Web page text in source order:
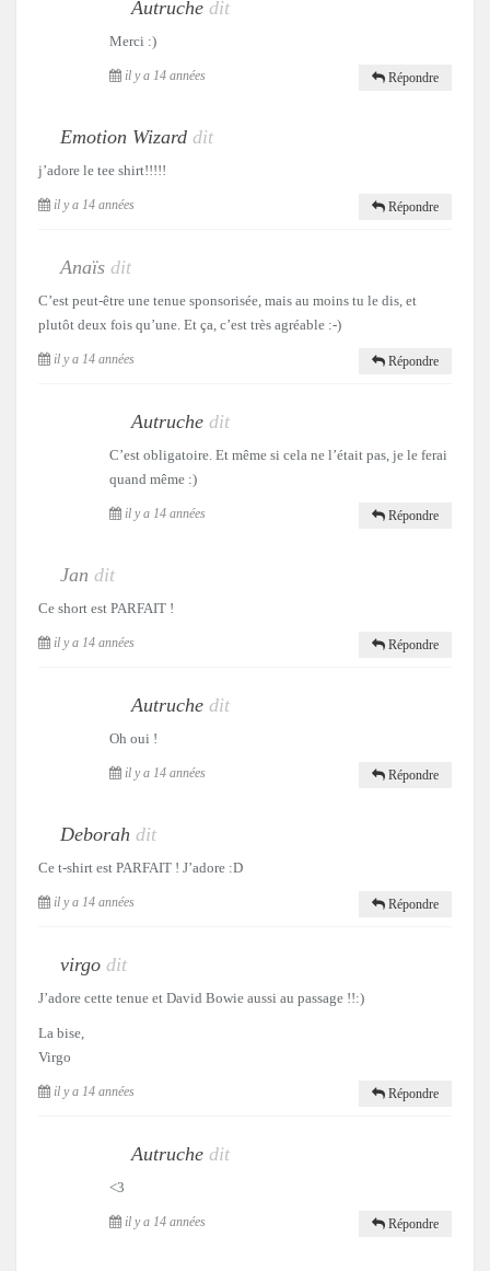
Autruche dit
Merci :)
il y a 14 années Répondre
Emotion Wizard dit
j’adore le tee shirt!!!!!
il y a 14 années Répondre
Anaïs dit
C’est peut-être une tenue sponsorisée, mais au moins tu le dis, et
plutôt deux fois qu’une. Et ça, c’est très agréable :-)
il y a 14 années Répondre
Autruche dit
C’est obligatoire. Et même si cela ne l’était pas, je le ferai
quand même :)
il y a 14 années Répondre
Jan dit
Ce short est PARFAIT !
il y a 14 années Répondre
Autruche dit
Oh oui !
il y a 14 années Répondre
Deborah dit
Ce t-shirt est PARFAIT ! J’adore :D
il y a 14 années Répondre
virgo dit
J’adore cette tenue et David Bowie aussi au passage !!:)
La bise,
Virgo
il y a 14 années Répondre
Autruche dit
<3
il y a 14 années Répondre